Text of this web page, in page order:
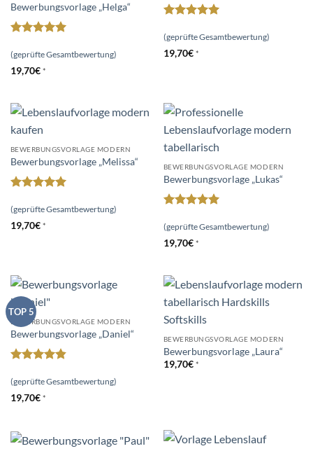
Bewerbungsvorlage „Helga“
mit5von
5
(geprüfte Gesamtbewertung)
19,70€ *
mit5von
5
(geprüfte Gesamtbewertung)
19,70€ *
BEWERBUNGSVORLAGE MODERN
Bewerbungsvorlage „Melissa“
mit5von
5
(geprüfte Gesamtbewertung)
19,70€ *
BEWERBUNGSVORLAGE MODERN
Bewerbungsvorlage „Lukas“
mit5von
5
(geprüfte Gesamtbewertung)
19,70€ *
TOP 5
BEWERBUNGSVORLAGE MODERN
Bewerbungsvorlage „Daniel“
mit4.8
von 5
(geprüfte Gesamtbewertung)
19,70€ *
BEWERBUNGSVORLAGE MODERN
Bewerbungsvorlage „Laura“
19,70€ *